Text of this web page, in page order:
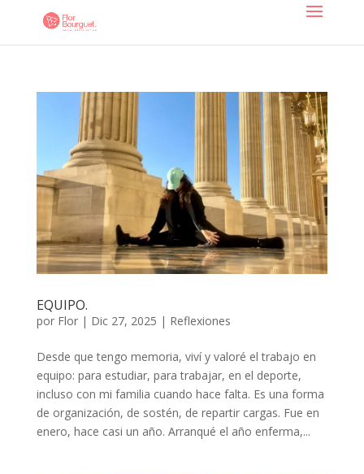
EQUIPO.
por Flor| Dic 27, 2025 | Reflexiones
Desde que tengo memoria, viví y valoré el trabajo en
equipo: para estudiar, para trabajar, en el deporte,
incluso con mi familia cuando hace falta. Es una forma
de organización, de sostén, de repartir cargas. Fue en
enero, hace casi un año. Arranqué el año enferma,...